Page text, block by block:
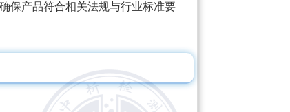
保产品符合相关法规与行业标准要